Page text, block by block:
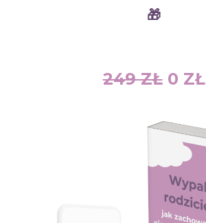
🎁
249 ZŁ0 ZŁ